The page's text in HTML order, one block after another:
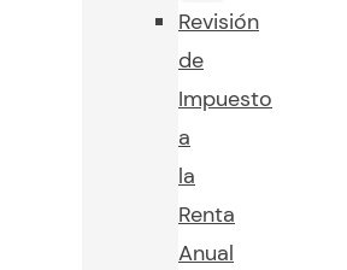
Revisión
de
Impuesto
a
la
Renta
Anual